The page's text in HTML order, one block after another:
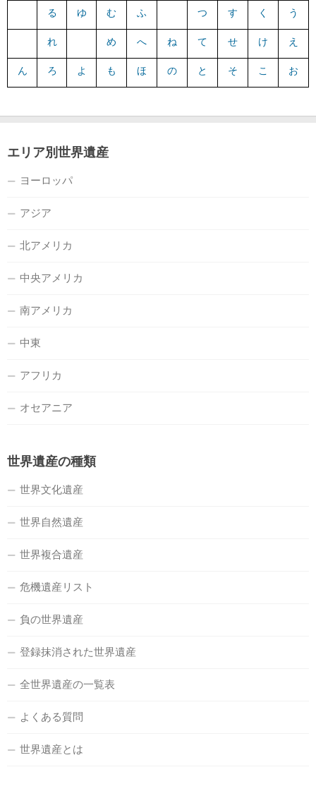
る ゆ む ふ つ す く う
れ め へ ね て せ け え
ん ろ よ も ほ の と そ こ お
エリア別世界遺産
ヨーロッパ
アジア
北アメリカ
中央アメリカ
南アメリカ
中東
アフリカ
オセアニア
世界遺産の種類
世界文化遺産
世界自然遺産
世界複合遺産
危機遺産リスト
負の世界遺産
登録抹消された世界遺産
全世界遺産の一覧表
よくある質問
世界遺産とは